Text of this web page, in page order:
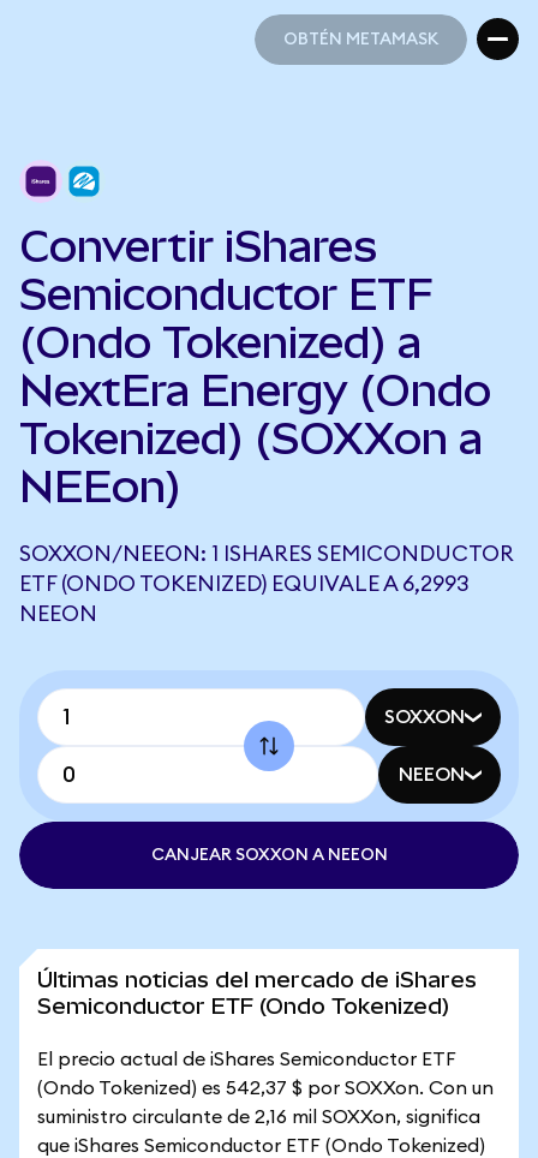
OBTÉN METAMASK
Convertir iShares
Semiconductor ETF
(Ondo Tokenized) a
NextEra Energy (Ondo
Tokenized) (SOXXon a
NEEon)
SOXXON/NEEON: 1 ISHARES SEMICONDUCTOR
ETF (ONDO TOKENIZED) EQUIVALE A 6,2993
NEEON
SOXXON
NEEON
CANJEAR SOXXON A NEEON
Últimas noticias del mercado de iShares
Semiconductor ETF (Ondo Tokenized)
El precio actual de iShares Semiconductor ETF
(Ondo Tokenized) es 542,37 $ por SOXXon. Con un
suministro circulante de 2,16 mil SOXXon, significa
que iShares Semiconductor ETF (Ondo Tokenized)